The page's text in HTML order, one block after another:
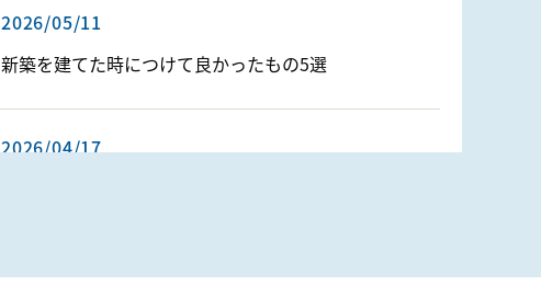
2026/05/11
新築を建てた時につけて良かったもの5選
2026/04/17
2026/04/17